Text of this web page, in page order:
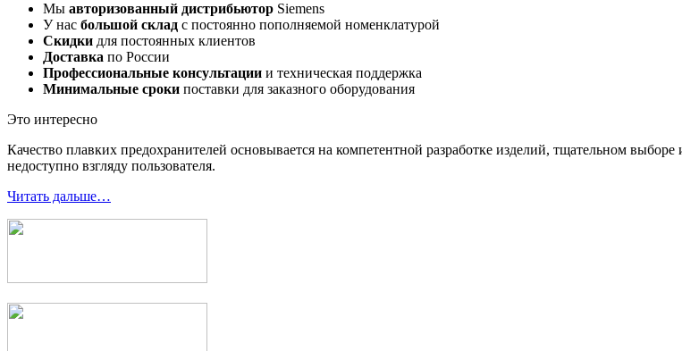
Мы авторизованный дистрибьютор Siemens
У нас большой склад с постоянно пополняемой номенклатурой
Скидки для постоянных клиентов
Доставка по России
Профессиональные консультации и техническая поддержка
Минимальные сроки поставки для заказного оборудования
Это интересно
Качество плавких предохранителей основывается на компетентной разработке изделий, тщательном
недоступно взгляду пользователя.
Читать дальше…